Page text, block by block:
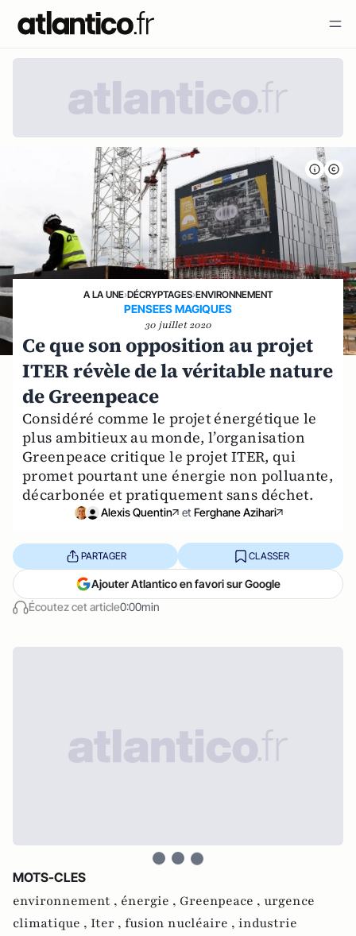
A LA UNE›DÉCRYPTAGES›ENVIRONNEMENT
PENSEES MAGIQUES
30 juillet 2020
Ce que son opposition au projet
ITER révèle de la véritable nature
de Greenpeace
Considéré comme le projet énergétique le
plus ambitieux au monde, l’organisation
Greenpeace critique le projet ITER, qui
promet pourtant une énergie non polluante,
décarbonée et pratiquement sans déchet.
Alexis Quentin et Ferghane Azihari
Écoutez cet article0:00min
PARTAGER CLASSER
Ajouter Atlantico en favori sur Google
MOTS-CLES
environnement , énergie , Greenpeace , urgence
climatique , Iter , fusion nucléaire , industrie